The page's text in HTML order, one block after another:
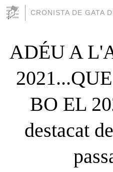
CRONISTA DE GATA
ADÉU A
BO EL
destacat